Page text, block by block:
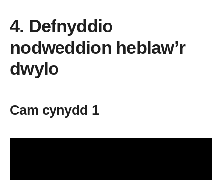
4. Defnyddio
nodweddion heblaw’r
dwylo
Cam cynydd 1